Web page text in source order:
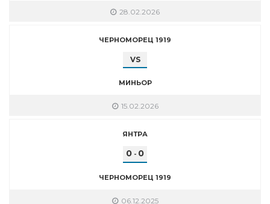
28.02.2026
ЧЕРНОМОРЕЦ 1919
VS
МИНЬОР
15.02.2026
ЯНТРА
0 - 0
ЧЕРНОМОРЕЦ 1919
06.12.2025